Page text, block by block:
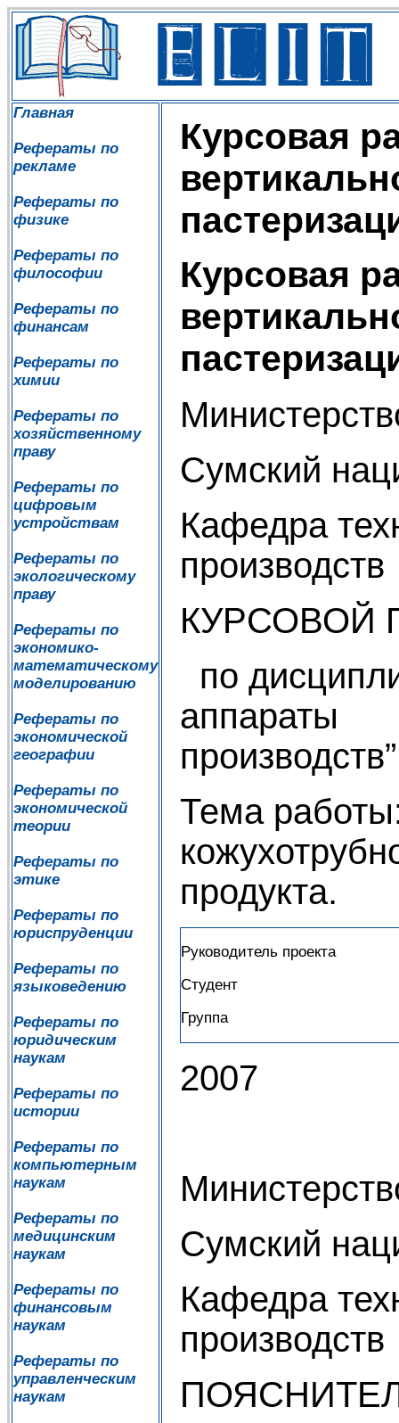
Главная
Рефераты по
рекламе
Рефераты по
физике
Рефераты по
философии
Рефераты по
финансам
Рефераты по
химии
Рефераты по
хозяйственному
праву
Рефераты по
цифровым
устройствам
Рефераты по
экологическому
праву
Рефераты по
экономико-
математическому
моделированию
Рефераты по
экономической
географии
Рефераты по
экономической
теории
Рефераты по
этике
Рефераты по
юриспруденции
Рефераты по
языковедению
Рефераты по
юридическим
наукам
Рефераты по
истории
Рефераты по
компьютерным
наукам
Рефераты по
медицинским
наукам
Рефераты по
финансовым
наукам
Рефераты по
управленческим
наукам
Курсовая
Курсовая
Сумский
Кафедра
производств
КУРСОВОЙ
по
производств”
Тема
продукта.
Руководитель проекта
Студент
Группа
2007
Сумский
Кафедра
производств